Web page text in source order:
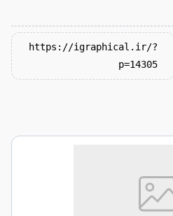
https://igraphical.ir/?
p=14305